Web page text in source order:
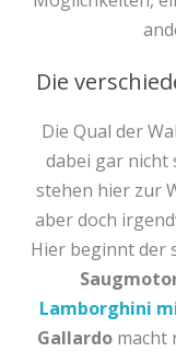
Die
Die Qual der
dabei gar nicht
stehen hier zur
aber doch
Hier beginnt der
Lamborghini
Gallardo macht